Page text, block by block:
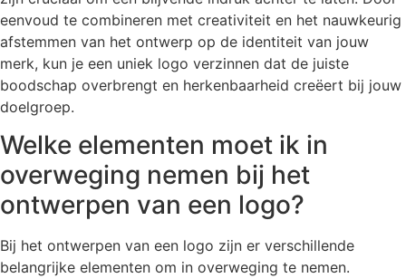
eenvoud te combineren met creativiteit en het nauwkeurig
afstemmen van het ontwerp op de identiteit van jouw
merk, kun je een uniek logo verzinnen dat de juiste
boodschap overbrengt en herkenbaarheid creëert bij jouw
doelgroep.
Welke elementen moet ik in
overweging nemen bij het
ontwerpen van een logo?
Bij het ontwerpen van een logo zijn er verschillende
belangrijke elementen om in overweging te nemen.